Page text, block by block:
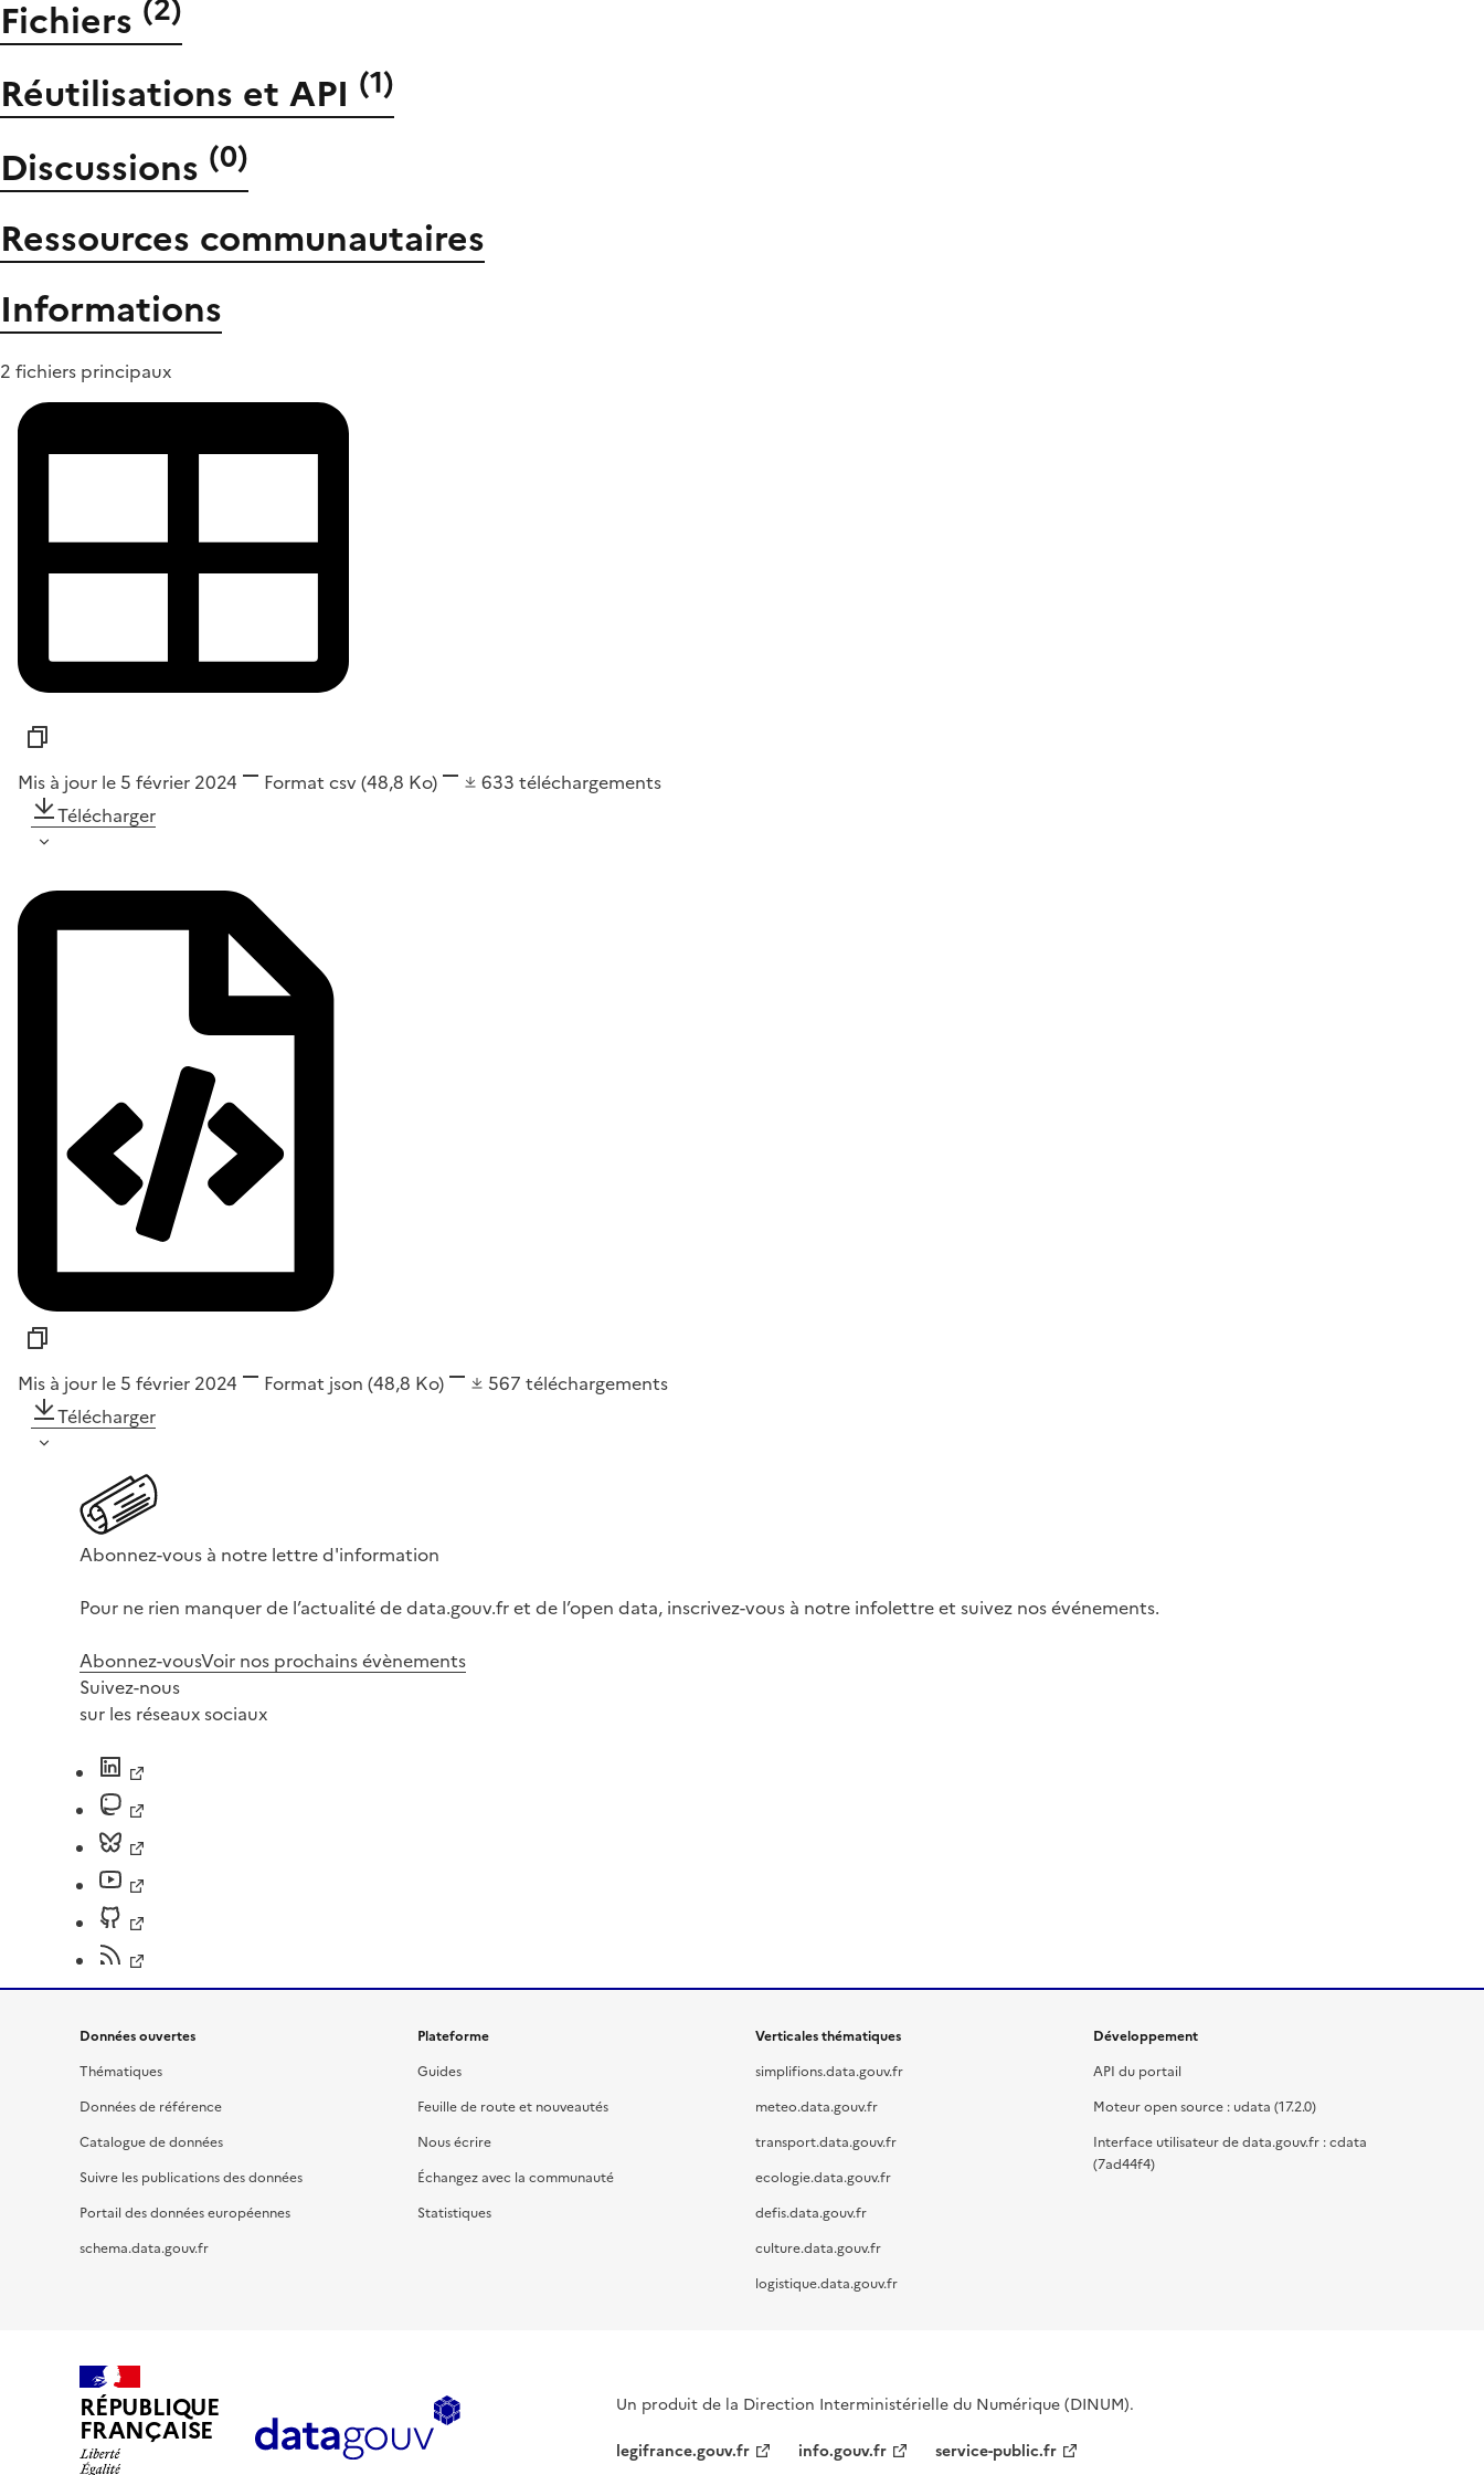
Fichiers (2)
Réutilisations et API (1)
Discussions (0)
Ressources communautaires
Informations
2 fichiers principaux
Mis à jour le 5 février 2024 Format csv(48,8 Ko) 633 téléchargements
Télécharger
Mis à jour le 5 février 2024 Format json (48,8 Ko) 567 téléchargements
Télécharger
Abonnez-vous à notre lettre d'information
Pour ne rien manquer de l’actualité de data.gouv.fr et de l’open data, inscrivez-vous à notre infolettre et suivez nos événements.
Abonnez-vousVoir nos prochains évènements
Suivez-nous
sur les réseaux sociaux
Données ouvertes
Thématiques
Données de référence
Catalogue de données
Suivre les publications des données
Portail des données européennes
schema.data.gouv.fr
Plateforme
Guides
Feuille de route et nouveautés
Nous écrire
Échangez avec la communauté
Statistiques
Verticales thématiques
simplifions.data.gouv.fr
meteo.data.gouv.fr
transport.data.gouv.fr
ecologie.data.gouv.fr
defis.data.gouv.fr
culture.data.gouv.fr
logistique.data.gouv.fr
Développement
API du portail
Moteur open source : udata (17.2.0)
Interface utilisateur de data.gouv.fr : cdata
(7ad44f4)
RÉPUBLIQUE
FRANÇAISE
Un produit de la Direction Interministérielle du Numérique (DINUM).
legifrance.gouv.fr
info.gouv.fr service-public.fr